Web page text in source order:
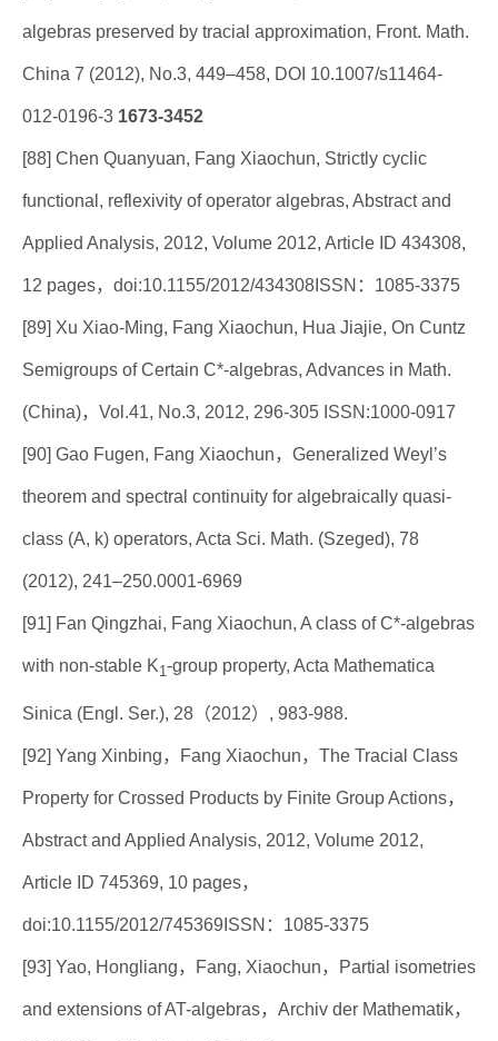
algebras preserved by tracial approximation, Front. Math.
China 7 (2012), No.3, 449–458, DOI 10.1007/s11464-
012-0196-3 1673-3452
[88] Chen Quanyuan, Fang Xiaochun, Strictly cyclic
functional, reflexivity of operator algebras, Abstract and
Applied Analysis, 2012, Volume 2012, Article ID 434308,
12 pages，doi:10.1155/2012/434308ISSN：1085-3375
[89] Xu Xiao-Ming, Fang Xiaochun, Hua Jiajie, On Cuntz
Semigroups of Certain C*-algebras, Advances in Math.
(China)，Vol.41, No.3, 2012, 296-305 ISSN:1000-0917
[90] Gao Fugen, Fang Xiaochun，Generalized Weyl’s
theorem and spectral continuity for algebraically quasi-
class (A, k) operators, Acta Sci. Math. (Szeged), 78
(2012), 241–250.0001-6969
[91] Fan Qingzhai, Fang Xiaochun, A class of C*-algebras
with non-stable K1-group property, Acta Mathematica
Sinica (Engl. Ser.), 28（2012）, 983-988.
[92] Yang Xinbing，Fang Xiaochun，The Tracial Class
Property for Crossed Products by Finite Group Actions，
Abstract and Applied Analysis, 2012, Volume 2012,
Article ID 745369, 10 pages，
doi:10.1155/2012/745369ISSN：1085-3375
[93] Yao, Hongliang，Fang, Xiaochun，Partial isometries
and extensions of AT-algebras，Archiv der Mathematik，